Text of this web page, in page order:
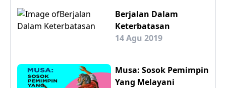
Berjalan Dalam
Keterbatasan
14 Agu 2019
Musa: Sosok Pemimpin
Yang Melayani